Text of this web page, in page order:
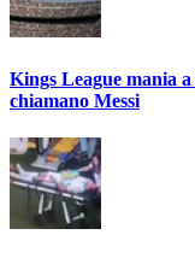
Kings League mania
chiamano Messi